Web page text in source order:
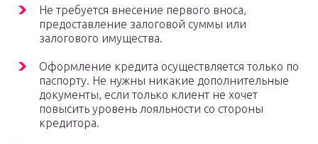
Не требуется внесение первого вноса,
предоставление залоговой суммы или
залогового имущества.
Оформление кредита осуществляется только по
паспорту. Не нужны никакие дополнительные
документы, если только клиент не хочет
повысить уровень лояльности со стороны
кредитора.